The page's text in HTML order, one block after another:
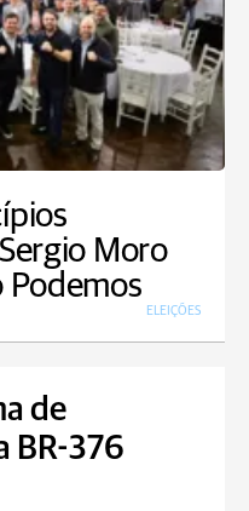
Moro
Podemos
ELEIÇÕES
de
BR-376